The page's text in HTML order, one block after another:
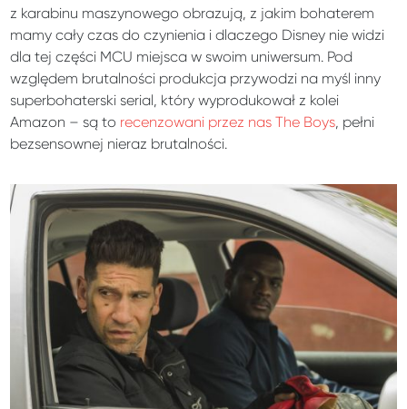
z karabinu maszynowego obrazują, z jakim bohaterem
mamy cały czas do czynienia i dlaczego Disney nie widzi
dla tej części MCU miejsca w swoim uniwersum. Pod
względem brutalności produkcja przywodzi na myśl inny
superbohaterski serial, który wyprodukował z kolei
Amazon – są to recenzowani przez nas The Boys, pełni
bezsensownej nieraz brutalności.